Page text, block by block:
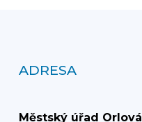
ADRESA
Městský úřad Orlová